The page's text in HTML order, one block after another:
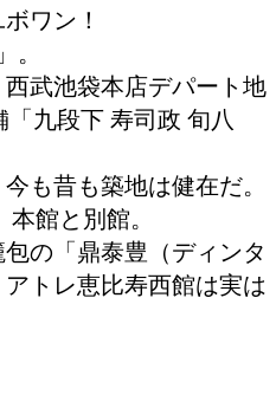
ワン！
。
西武池袋本店デパート地
九段下 寿司政 旬八
今も昔も築地は健在だ。
本館と別館。
包の「鼎泰豊（ディンタ
トレ恵比寿西館は実は